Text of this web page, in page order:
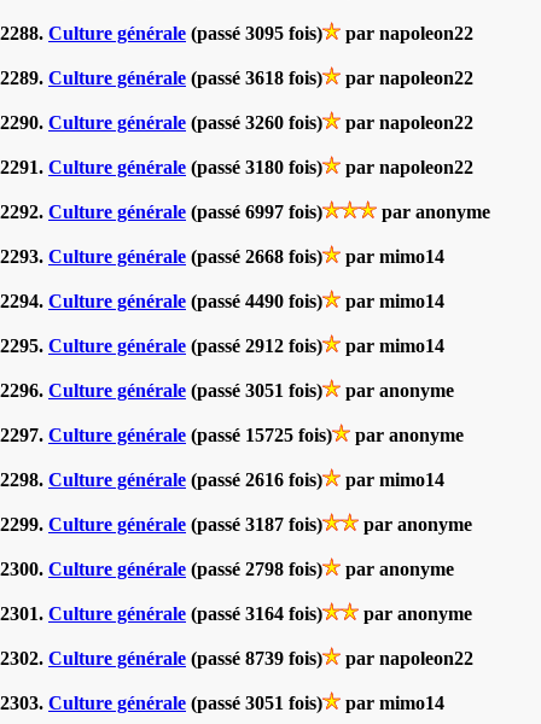
2288. Culture générale (passé 3095 fois) par napoleon22
2289. Culture générale (passé 3618 fois) par napoleon22
2290. Culture générale (passé 3260 fois) par napoleon22
2291. Culture générale (passé 3180 fois) par napoleon22
2292. Culture générale (passé 6997 fois) par anonyme
2293. Culture générale (passé 2668 fois) par mimo14
2294. Culture générale (passé 4490 fois) par mimo14
2295. Culture générale (passé 2912 fois) par mimo14
2296. Culture générale (passé 3051 fois) par anonyme
2297. Culture générale (passé 15725 fois) par anonyme
2298. Culture générale (passé 2616 fois) par mimo14
2299. Culture générale (passé 3187 fois) par anonyme
2300. Culture générale (passé 2798 fois) par anonyme
2301. Culture générale (passé 3164 fois) par anonyme
2302. Culture générale (passé 8739 fois) par napoleon22
2303. Culture générale (passé 3051 fois) par mimo14